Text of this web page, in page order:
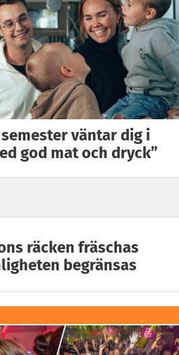
väntar dig i
god mat och dryck”
räcken fräschas
begränsas